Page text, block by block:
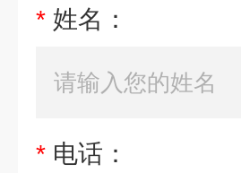
* 姓名：
* 电话：